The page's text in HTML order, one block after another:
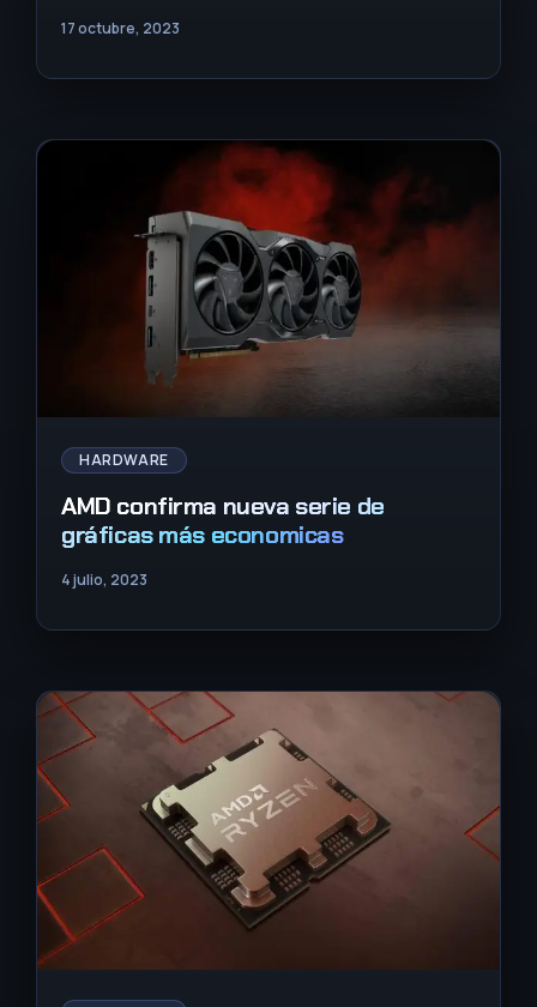
17 octubre, 2023
HARDWARE
AMD confirma nueva serie de
gráficas más economicas
4 julio, 2023